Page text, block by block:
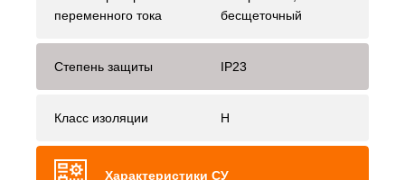
переменного тока
бесщеточный
Степень защиты IP23
Класс изоляции H
Характеристики СУ